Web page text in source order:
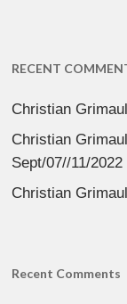
RECENT
Christian
Christian
Sept/07//11/2022
Christian
Recent Comments